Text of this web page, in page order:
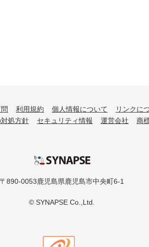
利用規約 個人情報について
リンクに
処方針
セキュリティ情報 運営会社 商
〒890-0053鹿児島県鹿児島市中央町6-1
© SYNAPSE Co.,Ltd.